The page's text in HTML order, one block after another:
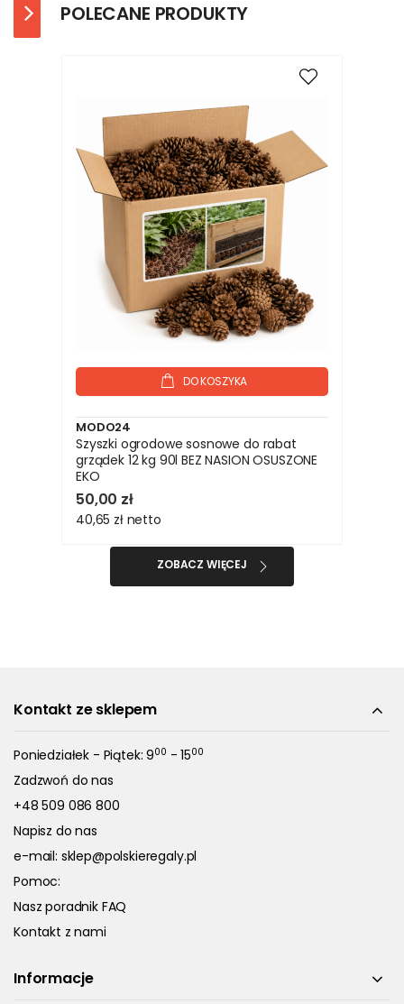
POLECANE PRODUKTY
DO KOSZYKA
MODO24
Szyszki ogrodowe sosnowe do rabat
grządek 12 kg 90l BEZ NASION OSUSZONE
EKO
50,00 zł
40,65 zł netto
ZOBACZ WIĘCEJ
Kontakt ze sklepem
Poniedziałek - Piątek: 900 - 1500
Zadzwoń do nas
+48 509 086 800
Napisz do nas
e-mail: sklep@polskieregaly.pl
Pomoc:
Nasz poradnik FAQ
Kontakt z nami
Informacje